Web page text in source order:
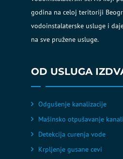
godina na celoj teritoriji
vodoinstalaterske usluge i
na sve pružene usluge.
OD USLUGA
Odgušenje kanalizacije
Mašinsko otpušavanje
Detekcija curenja vode
Krpljenje gusane cevi